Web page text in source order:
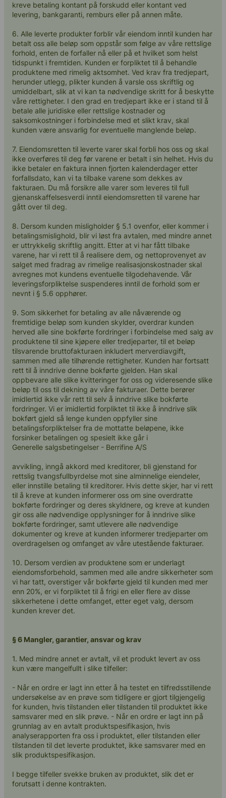
kreve betaling kontant på forskudd eller kontant ved
levering, bankgaranti, remburs eller på annen måte.
6. Alle leverte produkter forblir vår eiendom inntil kunden har
betalt oss alle beløp som oppstår som følge av våre rettslige
forhold, enten de forfaller nå eller på et hvilket som helst
tidspunkt i fremtiden. Kunden er forpliktet til å behandle
produktene med rimelig aktsomhet. Ved krav fra tredjepart,
herunder utlegg, plikter kunden å varsle oss skriftlig og
umiddelbart, slik at vi kan ta nødvendige skritt for å beskytte
våre rettigheter. I den grad en tredjepart ikke er i stand til å
betale alle juridiske eller rettslige kostnader og
saksomkostninger i forbindelse med et slikt krav, skal
kunden være ansvarlig for eventuelle manglende beløp.
7. Eiendomsretten til leverte varer skal forbli hos oss og skal
ikke overføres til deg før varene er betalt i sin helhet. Hvis du
ikke betaler en faktura innen fjorten kalenderdager etter
forfallsdato, kan vi ta tilbake varene som dekkes av
fakturaen. Du må forsikre alle varer som leveres til full
gjenanskaffelsesverdi inntil eiendomsretten til varene har
gått over til deg.
8. Dersom kunden misligholder § 5.1 ovenfor, eller kommer i
betalingsmislighold, blir vi løst fra avtalen, med mindre annet
er uttrykkelig skriftlig angitt. Etter at vi har fått tilbake
varene, har vi rett til å realisere dem, og nettoprovenyet av
salget med fradrag av rimelige realisasjonskostnader skal
avregnes mot kundens eventuelle tilgodehavende. Vår
leveringsforpliktelse suspenderes inntil de forhold som er
nevnt i § 5.6 opphører.
9. Som sikkerhet for betaling av alle nåværende og
fremtidige beløp som kunden skylder, overdrar kunden
herved alle sine bokførte fordringer i forbindelse med salg av
produktene til sine kjøpere eller tredjeparter, til et beløp
tilsvarende bruttofakturaen inkludert merverdiavgift,
sammen med alle tilhørende rettigheter. Kunden har fortsatt
rett til å inndrive denne bokførte gjelden. Han skal
oppbevare alle slike kvitteringer for oss og videresende slike
beløp til oss til dekning av våre fakturaer. Dette berører
imidlertid ikke vår rett til selv å inndrive slike bokførte
fordringer. Vi er imidlertid forpliktet til ikke å inndrive slik
bokført gjeld så lenge kunden oppfyller sine
betalingsforpliktelser fra de mottatte beløpene, ikke
forsinker betalingen og spesielt ikke går i
Generelle salgsbetingelser - Berrifine A/S
avvikling, inngå akkord med kreditorer, bli gjenstand for
rettslig tvangsfullbyrdelse mot sine alminnelige eiendeler,
eller innstille betaling til kreditorer. Hvis dette skjer, har vi rett
til å kreve at kunden informerer oss om sine overdratte
bokførte fordringer og deres skyldnere, og kreve at kunden
gir oss alle nødvendige opplysninger for å inndrive slike
bokførte fordringer, samt utlevere alle nødvendige
dokumenter og kreve at kunden informerer tredjeparter om
overdragelsen og omfanget av våre utestående fakturaer.
10. Dersom verdien av produktene som er underlagt
eiendomsforbehold, sammen med alle andre sikkerheter som
vi har tatt, overstiger vår bokførte gjeld til kunden med mer
enn 20%, er vi forpliktet til å frigi en eller flere av disse
sikkerhetene i dette omfanget, etter eget valg, dersom
kunden krever det.
§ 6 Mangler, garantier, ansvar og krav
1. Med mindre annet er avtalt, vil et produkt levert av oss
kun være mangelfullt i slike tilfeller:
- Når en ordre er lagt inn etter å ha testet en tilfredsstillende
undersøkelse av en prøve som tidligere er gjort tilgjengelig
for kunden, hvis tilstanden eller tilstanden til produktet ikke
samsvarer med en slik prøve. - Når en ordre er lagt inn på
grunnlag av en avtalt produktspesifikasjon, hvis
analyserapporten fra oss i produktet, eller tilstanden eller
tilstanden til det leverte produktet, ikke samsvarer med en
slik produktspesifikasjon.
I begge tilfeller svekke bruken av produktet, slik det er
forutsatt i denne kontrakten.